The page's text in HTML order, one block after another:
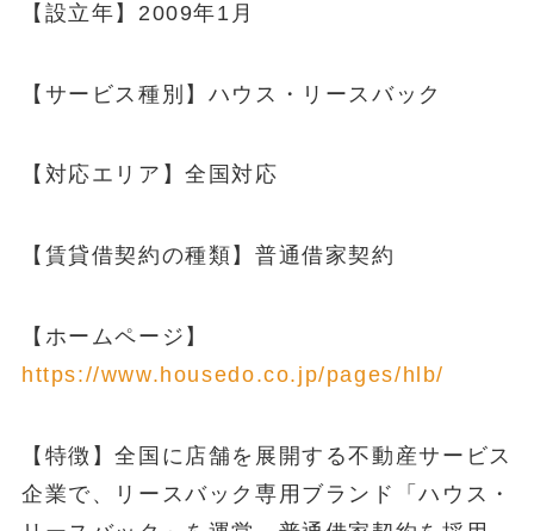
【設立年】2009年1月
【サービス種別】ハウス・リースバック
【対応エリア】全国対応
【賃貸借契約の種類】普通借家契約
【ホームページ】
https://www.housedo.co.jp/pages/hlb/
【特徴】全国に店舗を展開する不動産サービス
企業で、リースバック専用ブランド「ハウス・